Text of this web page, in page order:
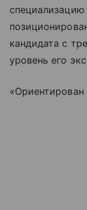
кандидата с
уровень его
«Ориентирован